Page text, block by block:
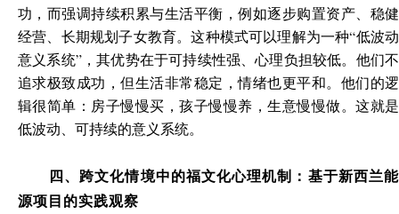
功，而强调持续积累与生活平衡，例如逐步购置资产、稳健
经营、长期规划子女教育。这种模式可以理解为一种“低波动
意义系统”，其优势在于可持续性强、心理负担较低。他们不
追求极致成功，但生活非常稳定，情绪也更平和。他们的逻
辑很简单：房子慢慢买，孩子慢慢养，生意慢慢做。这就是
低波动、可持续的意义系统。
四、跨文化情境中的福文化心理机制：基于新西兰能
源项目的实践观察